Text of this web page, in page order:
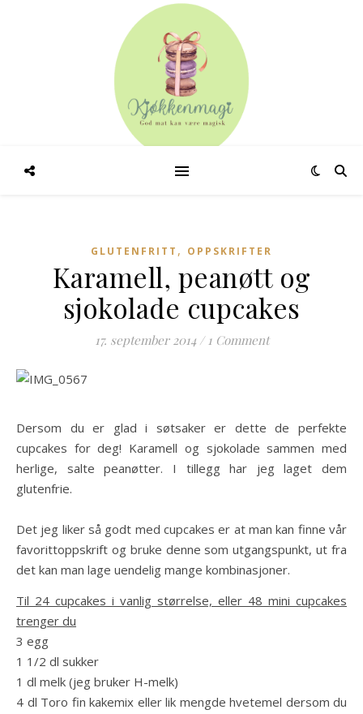
GLUTENFRITT , OPPSKRIFTER
Karamell, peanøtt og
sjokolade cupcakes
17. september 2014 / 1 Comment
Dersom du er glad i søtsaker er dette de perfekte
cupcakes for deg! Karamell og sjokolade sammen med
herlige, salte peanøtter. I tillegg har jeg laget dem
glutenfrie.
Det jeg liker så godt med cupcakes er at man kan finne vår
favorittoppskrift og bruke denne som utgangspunkt, ut fra
det kan man lage uendelig mange kombinasjoner.
Til 24 cupcakes i vanlig størrelse, eller 48 mini cupcakes
trenger du
3 egg
1 1/2 dl sukker
1 dl melk (jeg bruker H-melk)
4 dl Toro fin kakemix eller lik mengde hvetemel dersom du